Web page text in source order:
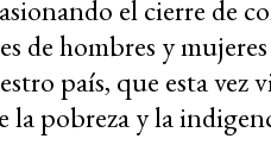
el cierre de
de hombres y
país, que esta vez
la pobreza y la